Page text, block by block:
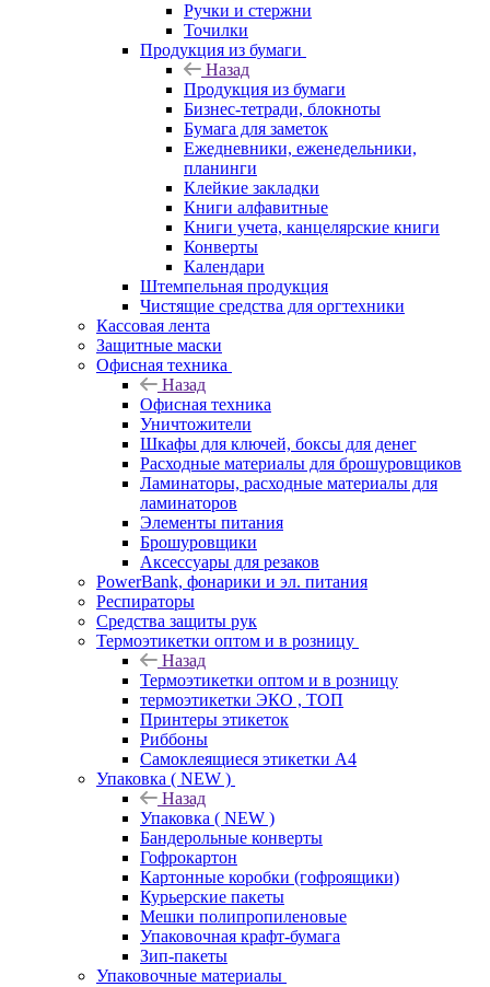
Ручки и стержни
Точилки
Продукция из бумаги
Назад
Продукция из бумаги
Бизнес-тетради, блокноты
Бумага для заметок
Ежедневники, еженедельники,
планинги
Клейкие закладки
Книги алфавитные
Книги учета, канцелярские книги
Конверты
Календари
Штемпельная продукция
Чистящие средства для оргтехники
Кассовая лента
Защитные маски
Офисная техника
Назад
Офисная техника
Уничтожители
Шкафы для ключей, боксы для денег
Расходные материалы для брошуровщиков
Ламинаторы, расходные материалы для
ламинаторов
Элементы питания
Брошуровщики
Аксессуары для резаков
PowerBank, фонарики и эл. питания
Респираторы
Средства защиты рук
Термоэтикетки оптом и в розницу
Назад
Термоэтикетки оптом и в розницу
термоэтикетки ЭКО , ТОП
Принтеры этикеток
Риббоны
Самоклеящиеся этикетки А4
Упаковка ( NEW )
Назад
Упаковка ( NEW )
Бандерольные конверты
Гофрокартон
Картонные коробки (гофроящики)
Курьерские пакеты
Мешки полипропиленовые
Упаковочная крафт-бумага
Зип-пакеты
Упаковочные материалы